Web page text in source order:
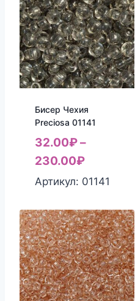
Бисер Чехия
Preciosa 01141
32.00₽–
230.00₽
Артикул: 01141